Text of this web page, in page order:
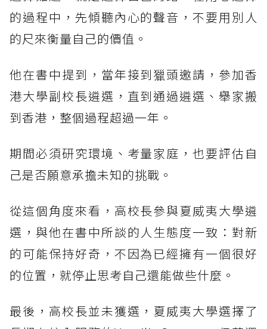
的過程中，先傾聽內心的聲音，不要用別人
的尺來衡量自己的價值。
他在書中提到，當年接到獵頭邀請，參加香
港大學副校長遴選，直到通過遴選、舉家搬
到香港，整個過程超過一年。
期間必須研究環境、考量家庭，也要評估自
己是否願意承擔未知的挑戰。
從這個角度來看，高校長參與夏威夷大學遴
選，與他在書中所談的人生態度一致：對新
的可能保持好奇，不因為已經擁有一個很好
的位置，就停止思考自己還能做些什麼。
最後，高校長並未獲選，夏威夷大學選擇了